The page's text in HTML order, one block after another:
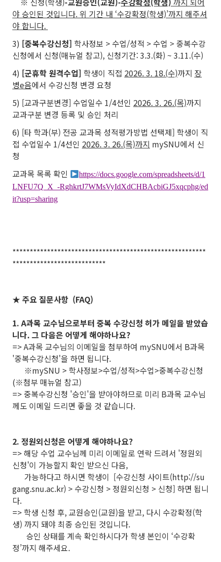
야 승인된 것입니다. 위 기간 내 ‘수강확정(학생)’까지 해주셔
야 합니다.
3) [중복수강신청] 학사정보 > 수업/성적 > 수업 > 중복수강
신청에서 신청(매뉴얼 참고), 신청기간: 3.3.(화) ~ 3.11.(수)
4) [군휴학 원격수업] 학생이 직접 2026. 3. 18.(수)까지 장
병e음에서 수강신청 변경 요청
5) [교과구분변경] 수업일수 1/4선인 2026. 3. 26.(목)까지
교과구분 변경 등록 및 승인 처리
6) [타 학과(부) 전공 교과목 성적평가방법 선택제] 학생이 직
접 수업일수 1/4선인 2026. 3. 26.(목)까지 mySNU에서 신
청
교과목 목록 확인
https://docs.google.com/spreadsheets/d/1
LNFU7Q_X_-RghkrtJ7WMsVyIdXdCHBAcbiGJ5xqcphg/ed
it?usp=sharing
********************************************************
***************************
★ 주요 질문사항 (FAQ)
1. A과목 교수님으로부터 중복 수강신청 허가 메일을 받았습
니다. 그 다음은 어떻게 해야하나요?
=> A과목 교수님의 이메일을 첨부하여 mySNU에서 B과목
'중복수강신청'을 하면 됩니다.
※mySNU > 학사정보>수업/성적>수업>중복수강신청
(※첨부 매뉴얼 참고)
=> 중복수강신청 '승인'을 받아야하므로 미리 B과목 교수님
께도 이메일 드리면 좋을 것 같습니다.
2. 정원외신청은 어떻게 해야하나요?
=> 해당 수업 교수님께 미리 이메일로 연락 드려서 '정원외
신청'이 가능할지 확인 받으신 다음,
가능하다고 하시면 학생이 [수강신청 사이트(http://su
gang.snu.ac.kr) > 수강신청 > 정원외신청 > 신청] 하면 됩니
다.
=> 학생 신청 후, 교원승인(교원)을 받고, 다시 수강확정(학
생) 까지 돼야 최종 승인된 것입니다.
승인 상태를 계속 확인하시다가 학생 본인이 ‘수강확
정’까지 해주세요.